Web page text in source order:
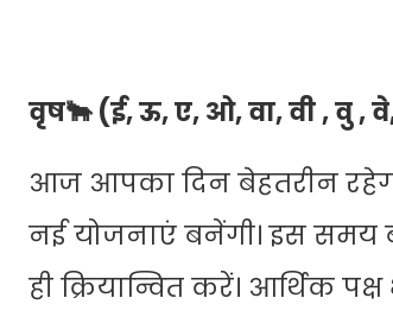
वृष🐂 (ई, ऊ, ए, ओ, वा, वी , वु ,
आज आपका दिन बेहतरीन
नई योजनाएं बनेंगी। इस समय
ही क्रियान्वित करें। आर्थिक